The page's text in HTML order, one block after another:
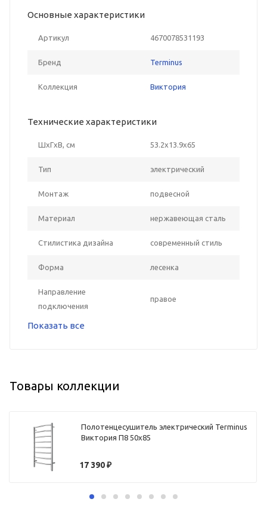
Основные характеристики
Артикул 4670078531193
Бренд Terminus
Коллекция Виктория
Технические характеристики
ШxГxВ, см 53.2x13.9x65
Тип электрический
Монтаж подвесной
Материал нержавеющая сталь
Стилистика дизайна современный стиль
Форма лесенка
Направление
подключения
правое
Показать все
Товары коллекции
Полотенцесушитель электрический Terminus
Виктория П8 50х85
17 390₽